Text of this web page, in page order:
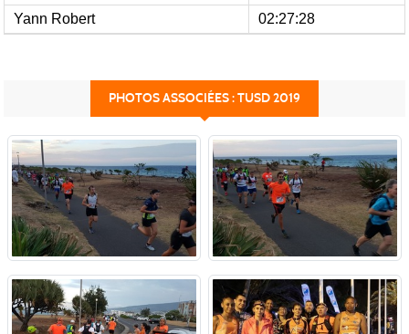
Yann Robert
02:27:28
PHOTOS ASSOCIÉES : TUSD 2019